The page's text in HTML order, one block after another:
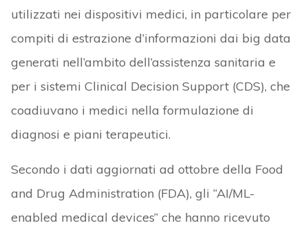
utilizzati nei dispositivi medici, in particolare per
compiti di estrazione d’informazioni dai big data
generati nell’ambito dell’assistenza sanitaria e
per i sistemi Clinical Decision Support (CDS), che
coadiuvano i medici nella formulazione di
diagnosi e piani terapeutici.
Secondo i dati aggiornati ad ottobre della Food
and Drug Administration (FDA), gli “AI/ML-
enabled medical devices” che hanno ricevuto